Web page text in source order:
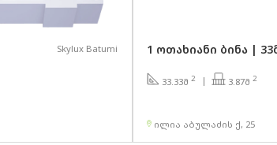
Skylux Batumi 1 ოთახიანი ბინა |
33.33მ2 3.87მ2
ილია აბულაძის ქ, 25